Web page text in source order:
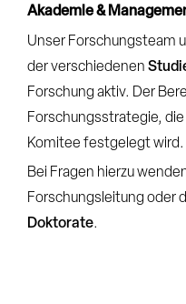
Akademie &
Unser Forschungsteam
der verschiedenen
Forschung aktiv. Der
Forschungsstrategie,
Komitee festgelegt wird.
Bei Fragen hierzu
Forschungsleitung oder
Doktorate.